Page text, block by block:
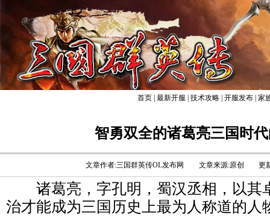
首页| 最新开服 技术攻略| 开服发布| 家
智勇双全的诸葛亮三国时
文章作者:三国群英传OL发布网 文章来源:原创 更
诸葛亮，字孔明，蜀汉丞相，以其
治才能成为三国历史上最为人称道的人